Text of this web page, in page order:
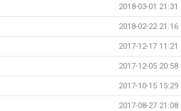
2018-03-01 21:31
2018-02-22 21:16
2017-12-17 11:21
2017-12-05 20:58
2017-10-15 15:29
2017-08-27 21:08